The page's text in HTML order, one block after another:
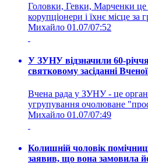
Головки, Гевки, Марченки це
корупціонери і їхнє місце за
Михайло 01.07/07:52
У ЗУНУ відзначили 60-річчя
святковому засіданні
Вчена рада у ЗУНУ - це
угрупування очолюване
Михайло 01.07/07:49
Колишній чоловік
заявив, що вона замовила